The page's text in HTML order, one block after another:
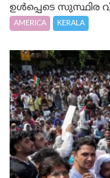
ഉൾപ്പെടെ സുസ്ഥിര
AMERICA KERALA